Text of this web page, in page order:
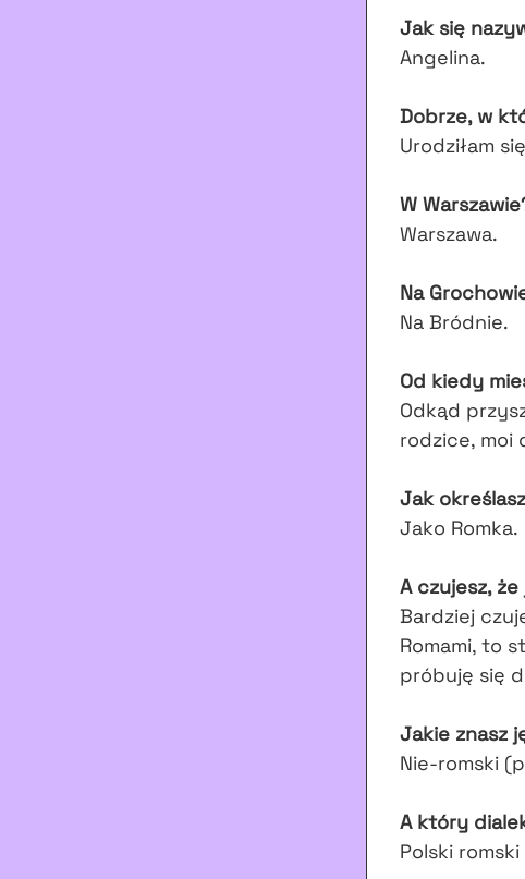
Jak się
Angelina.
Dobrze, w
Urodziłam
W
Warszawa.
Na
Na Bródnie.
Od kiedy
Odkąd
rodzice, moi
Jak
Jako Romka.
A czujesz,
Bardziej
Romami, to
próbuję się
Jakie znasz
Nie-romski
A który
Polski